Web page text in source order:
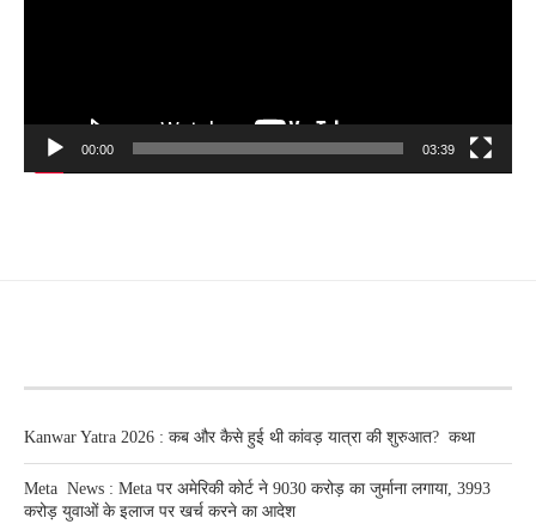
00:00 03:39
Kanwar Yatra 2026 : कब और कैसे हुई थी कांवड़ यात्रा की शुरुआत? कथा
Meta News : Meta पर अमेरिकी कोर्ट ने 9030 करोड़ का जुर्माना लगाया, 3993
करोड़ युवाओं के इलाज पर खर्च करने का आदेश